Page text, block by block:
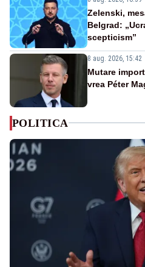
Zelenski,
Belgrad:
scepticism”
8 aug. 2026, 15:42
Mutare
vrea Péter
POLITICA